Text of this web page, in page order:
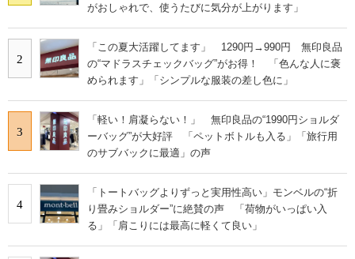
がおしゃれで、使うたびに気分が上がります」
2
「この夏大活躍してます」 1290円→990円 無印良品
の“マドラスチェックバッグ”がお得！ 「色んな人に褒
められます」「シンプルな服装の差し色に」
3
「軽い！肩凝らない！」 無印良品の“1990円ショルダ
ーバッグ”が大好評 「ペットボトルも入る」「旅行用
のサブバックに最適」の声
4
「トートバッグよりずっと実用性高い」モンベルの“折
り畳みショルダー”に絶賛の声 「荷物がいっぱい入
る」「肩こりには最高に軽くて良い」